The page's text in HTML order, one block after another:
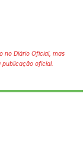
no Diário Oficial, mas
oficial.